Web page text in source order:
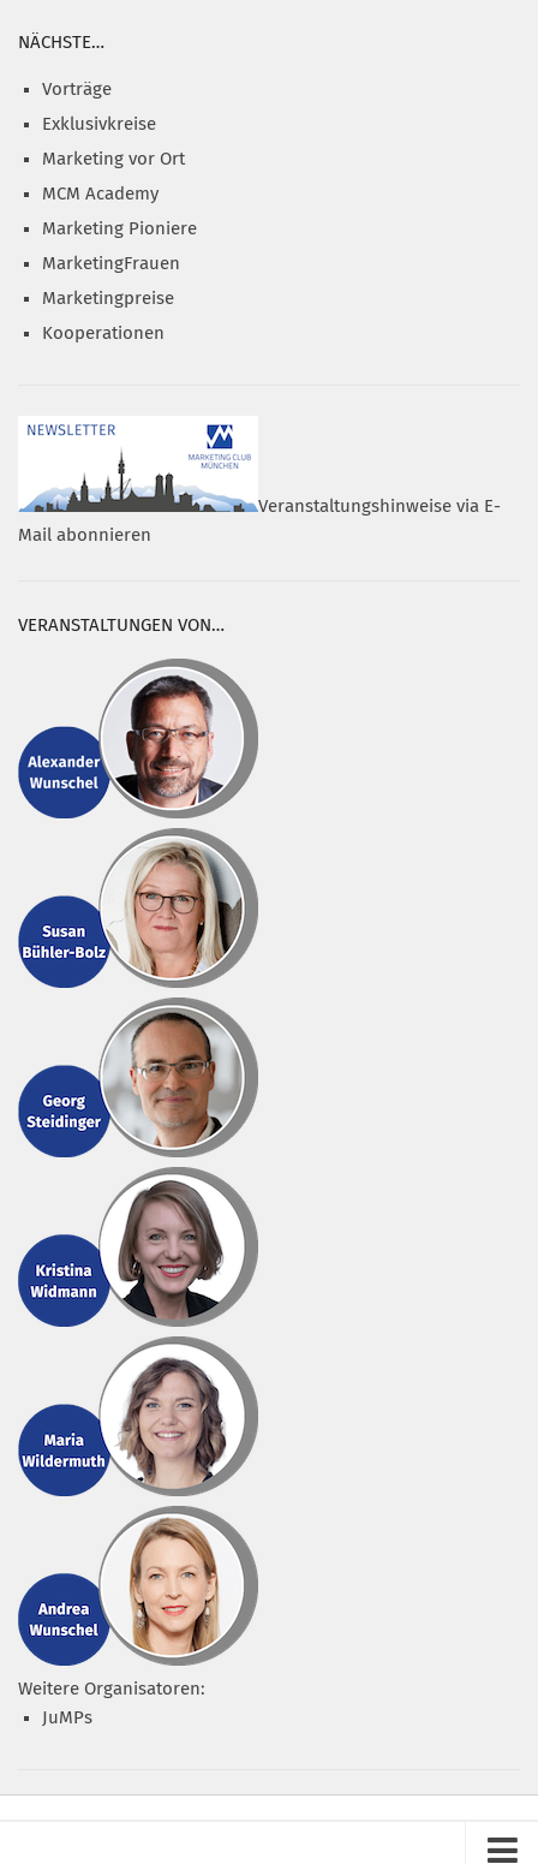
NÄCHSTE…
Vorträge
Exklusivkreise
Marketing vor Ort
MCM Academy
Marketing Pioniere
MarketingFrauen
Marketingpreise
Kooperationen
Veranstaltungshinweise via E-
Mail abonnieren
VERANSTALTUNGEN VON…
Weitere Organisatoren:
JuMPs